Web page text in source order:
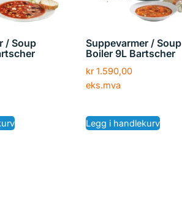
/ Soup
Suppevarmer / Soup
Boiler 9L Bartscher
kr1.590,00
eks.mva
Legg i handlekurv